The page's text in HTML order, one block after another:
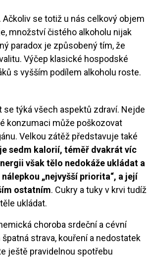
se totiž u nás celkový objem
množství čistého alkoholu nijak
paradox je způsobený tím, že
Výčep klasické hospodské
s vyšším podílem alkoholu roste.
týká všech aspektů zdraví. Nejde
konzumaci může poškozovat
Velkou zátěž představuje také
sedm kalorií, téměř dvakrát víc
však tělo nedokáže ukládat a
„nejvyšší priorita“, a její
ostatním. Cukry a tuky v krvi tudíž
ukládat.
choroba srdeční a cévní
strava, kouření a nedostatek
ještě pravidelnou spotřebu